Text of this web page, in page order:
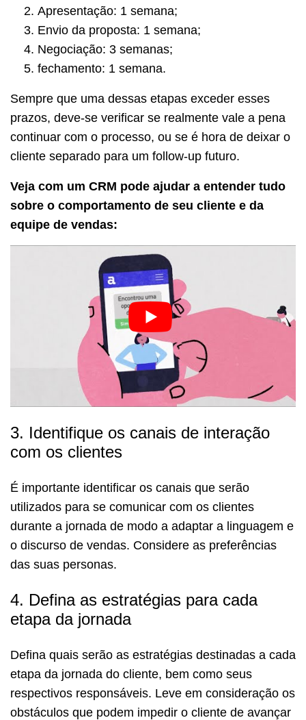
Apresentação: 1 semana;
Envio da proposta: 1 semana;
Negociação: 3 semanas;
fechamento: 1 semana.
Sempre que uma dessas etapas exceder esses
prazos, deve-se verificar se realmente vale a pena
continuar com o processo, ou se é hora de deixar o
cliente separado para um follow-up futuro.
Veja com um CRM pode ajudar a entender tudo
sobre o comportamento de seu cliente e da
equipe de vendas:
3. Identifique os canais de interação
com os clientes
É importante identificar os canais que serão
utilizados para se comunicar com os clientes
durante a jornada de modo a adaptar a linguagem e
o discurso de vendas. Considere as preferências
das suas personas.
4. Defina as estratégias para cada
etapa da jornada
Defina quais serão as estratégias destinadas a cada
etapa da jornada do cliente, bem como seus
respectivos responsáveis. Leve em consideração os
obstáculos que podem impedir o cliente de avançar